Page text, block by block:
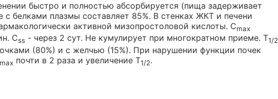
быстро и полностью абсорбируется (пища задерживает
белками плазмы составляет 85%. В стенках ЖКТ и печени
активной мизопростоловой кислоты. Cmax
Css - через 2 сут. Не кумулирует при многократном приеме. T1/2
(80%) и с желчью (15%). При нарушении функции почек
max почти в 2 раза и увеличение T1/2.